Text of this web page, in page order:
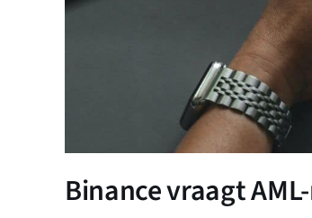
Binance vraagt